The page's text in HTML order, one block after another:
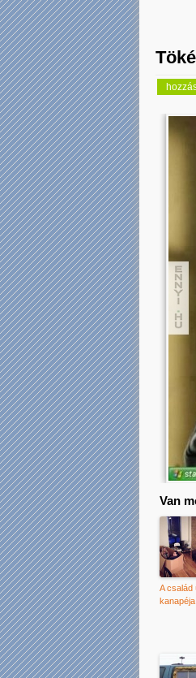
Van
A család
kanapéja